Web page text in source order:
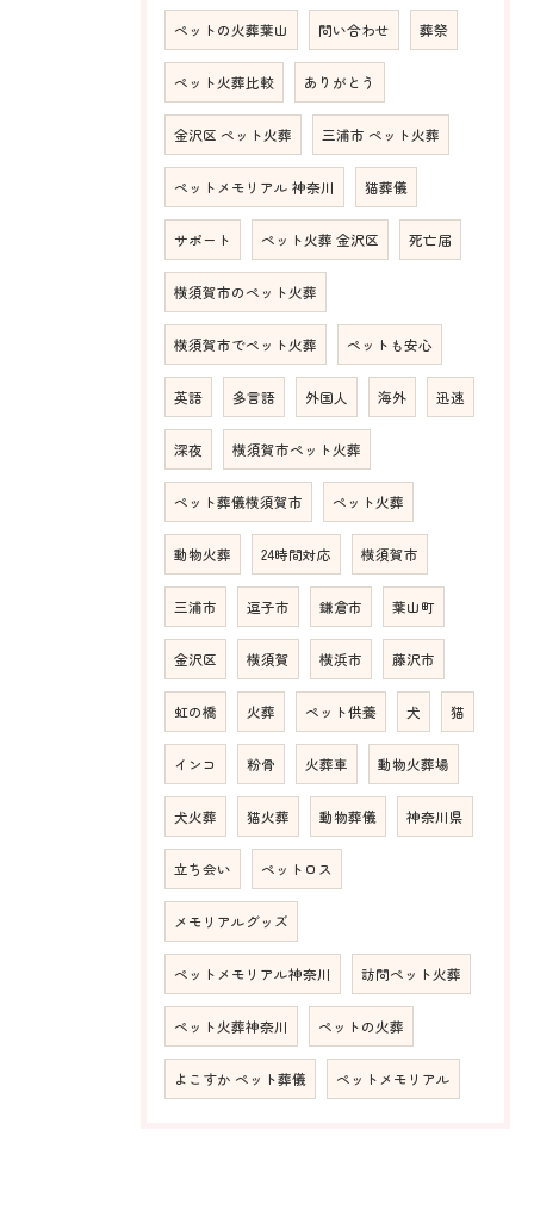
ペットの火葬葉山 問い合わせ 葬祭
ペット火葬比較 ありがとう
金沢区 ペット火葬 三浦市 ペット火葬
ペットメモリアル 神奈川 猫葬儀
サポート ペット火葬 金沢区 死亡届
横須賀市のペット火葬
横須賀市でペット火葬 ペットも安心
英語 多言語 外国人 海外 迅速
深夜 横須賀市ペット火葬
ペット葬儀横須賀市 ペット火葬
動物火葬 24時間対応 横須賀市
三浦市 逗子市 鎌倉市 葉山町
金沢区 横須賀 横浜市 藤沢市
虹の橋 火葬 ペット供養 犬 猫
インコ 粉骨 火葬車 動物火葬場
犬火葬 猫火葬 動物葬儀 神奈川県
立ち会い ペットロス
メモリアルグッズ
ペットメモリアル神奈川 訪問ペット火葬
ペット火葬神奈川 ペットの火葬
よこすか ペット葬儀 ペットメモリアル